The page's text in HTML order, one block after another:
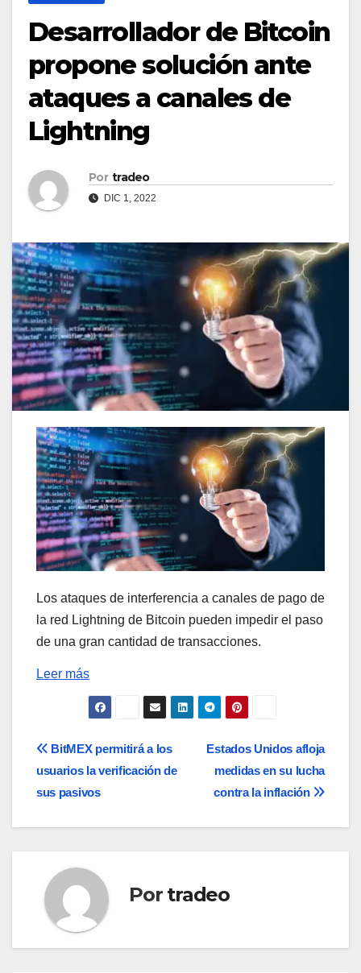
Desarrollador de Bitcoin
propone solución ante
ataques a canales de
Lightning
Por tradeo
DIC 1, 2022
Los ataques de interferencia a canales de pago de
la red Lightning de Bitcoin pueden impedir el paso
de una gran cantidad de transacciones.
Leer más
Navegación
de
entradas
Estados Unidos afloja
medidas en su lucha
contra la inflación
BitMEX permitirá a los
usuarios la verificación de
sus pasivos
Por tradeo